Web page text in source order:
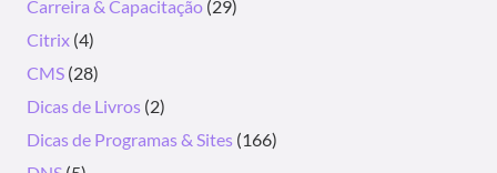
Carreira & Capacitação (29)
Citrix (4)
CMS (28)
Dicas de Livros (2)
Dicas de Programas & Sites (166)